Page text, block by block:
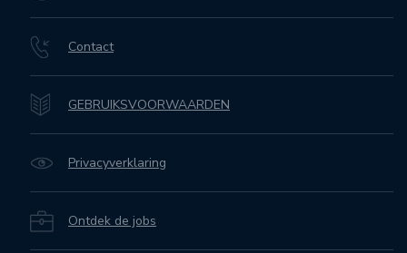
Contact
GEBRUIKSVOORWAARDEN
Privacyverklaring
Ontdek de jobs